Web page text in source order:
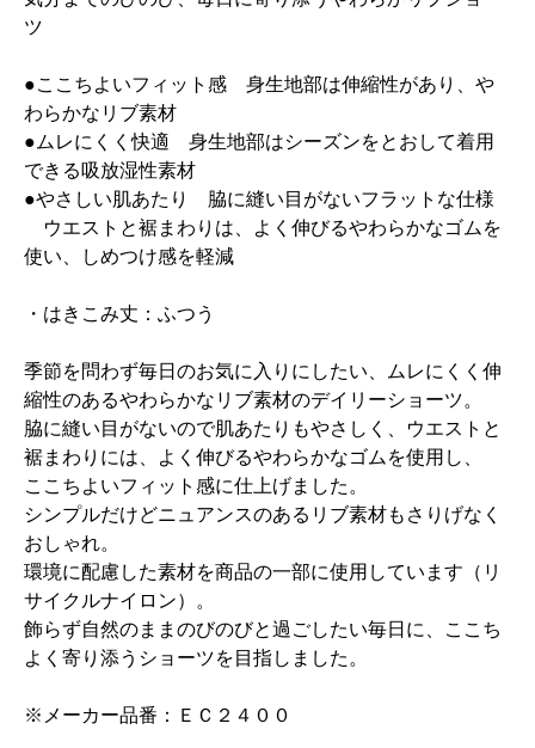
ツ
●ここちよいフィット感 身生地部は伸縮性があり、や
わらかなリブ素材
●ムレにくく快適 身生地部はシーズンをとおして着用
できる吸放湿性素材
●やさしい肌あたり 脇に縫い目がないフラットな仕様
ウエストと裾まわりは、よく伸びるやわらかなゴムを
使い、しめつけ感を軽減
・はきこみ丈：ふつう
季節を問わず毎日のお気に入りにしたい、ムレにくく伸
縮性のあるやわらかなリブ素材のデイリーショーツ。
脇に縫い目がないので肌あたりもやさしく、ウエストと
裾まわりには、よく伸びるやわらかなゴムを使用し、
ここちよいフィット感に仕上げました。
シンプルだけどニュアンスのあるリブ素材もさりげなく
おしゃれ。
環境に配慮した素材を商品の一部に使用しています（リ
サイクルナイロン）。
飾らず自然のままのびのびと過ごしたい毎日に、ここち
よく寄り添うショーツを目指しました。
※メーカー品番：ＥＣ２４００